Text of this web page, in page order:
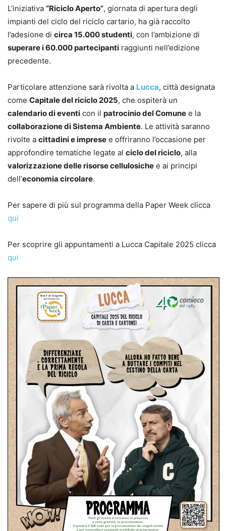
L’iniziativa “Riciclo Aperto”, giornata di apertura degli
impianti del ciclo del riciclo cartario, ha già raccolto
l’adesione di circa 15.000 studenti, con l’ambizione di
superare i 60.000 partecipanti raggiunti nell’edizione
precedente.
Particolare attenzione sarà rivolta a Lucca, città designata
come Capitale del riciclo 2025, che ospiterà un
calendario di eventi con il patrocinio del Comune e la
collaborazione di Sistema Ambiente. Le attività saranno
rivolte a cittadini e imprese e offriranno l’occasione per
approfondire tematiche legate al ciclo del riciclo, alla
valorizzazione delle risorse cellulosiche e ai principi
dell’economia circolare.
Per sapere di più sul programma della Paper Week clicca
qui
Per scoprire gli appuntamenti a Lucca Capitale 2025 clicca
qui